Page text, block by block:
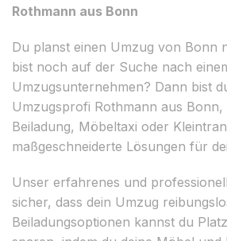
Rothmann aus Bonn
Du planst einen Umzug von Bonn
bist noch auf der Suche nach
Umzugsunternehmen? Dann bist
Umzugsprofi Rothmann aus Bonn,
Beiladung, Möbeltaxi oder
maßgeschneiderte Lösungen für
Unser erfahrenes und
sicher, dass dein Umzug
Beiladungsoptionen kannst du